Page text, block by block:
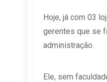
Hoje, já com 03
gerentes que se
administração.
Ele, sem